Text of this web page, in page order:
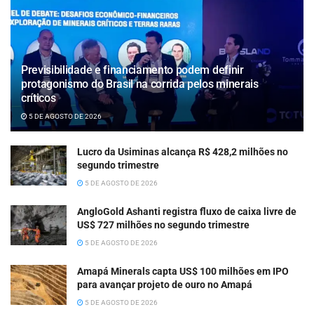
Previsibilidade e financiamento podem definir
protagonismo do Brasil na corrida pelos minerais
críticos
5 DE AGOSTO DE 2026
Lucro da Usiminas alcança R$ 428,2 milhões no
segundo trimestre
5 DE AGOSTO DE 2026
AngloGold Ashanti registra fluxo de caixa livre de
US$ 727 milhões no segundo trimestre
5 DE AGOSTO DE 2026
Amapá Minerals capta US$ 100 milhões em IPO
para avançar projeto de ouro no Amapá
5 DE AGOSTO DE 2026